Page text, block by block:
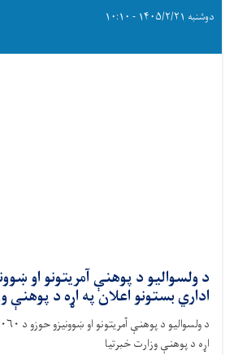
دوشنبه ۱۴۰۵/۲/۲۱ - ۱۰:۱۰
اداري بستونو اعلان په اړه د پوهنې
اړه د پوهنې وزارت خبرتیا